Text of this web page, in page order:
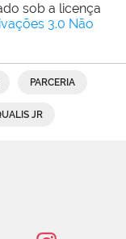
sob a licença
3.0 Não
PARCERIA
JR